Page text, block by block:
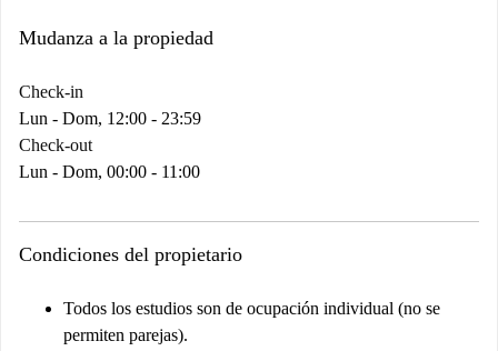
Mudanza a la propiedad
Check-in
Lun - Dom, 12:00 - 23:59
Check-out
Lun - Dom, 00:00 - 11:00
Condiciones del propietario
Todos los estudios son de ocupación individual (no se
permiten parejas).